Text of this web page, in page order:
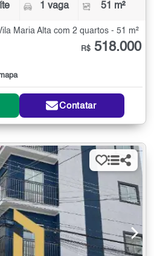
1 vaga 51 m²
Maria Alta com 2 quartos - 51 m²
R$ 518.000
Contatar